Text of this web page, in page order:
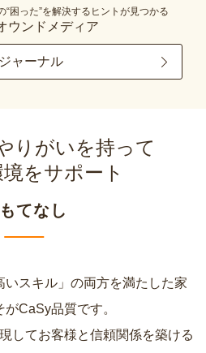
困った”を解決するヒントが見つかる
ウンドメディア
ャーナル
りがいを持って
をサポート
てなし
いスキル」の両方を満たした家
CaSy品質です。
してお客様と信頼関係を築ける